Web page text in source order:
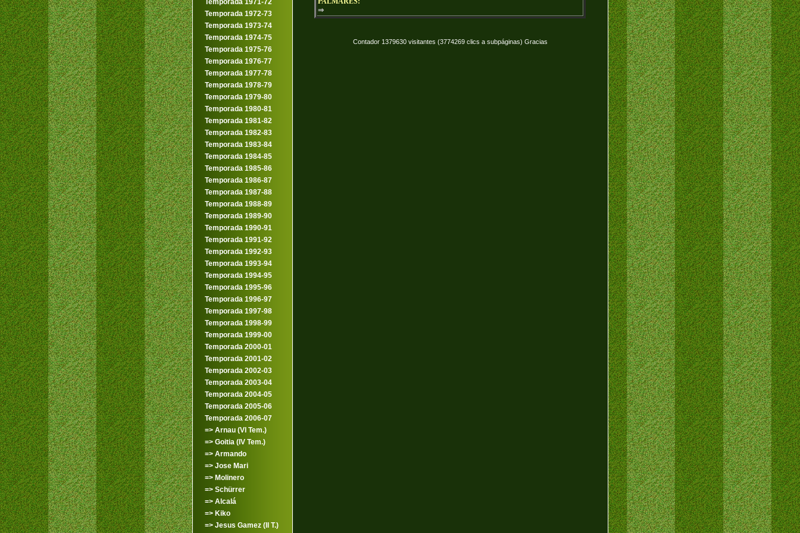
Temporada 1971-72
Temporada 1972-73
Temporada 1973-74
Temporada 1974-75
Temporada 1975-76
Temporada 1976-77
Temporada 1977-78
Temporada 1978-79
Temporada 1979-80
Temporada 1980-81
Temporada 1981-82
Temporada 1982-83
Temporada 1983-84
Temporada 1984-85
Temporada 1985-86
Temporada 1986-87
Temporada 1987-88
Temporada 1988-89
Temporada 1989-90
Temporada 1990-91
Temporada 1991-92
Temporada 1992-93
Temporada 1993-94
Temporada 1994-95
Temporada 1995-96
Temporada 1996-97
Temporada 1997-98
Temporada 1998-99
Temporada 1999-00
Temporada 2000-01
Temporada 2001-02
Temporada 2002-03
Temporada 2003-04
Temporada 2004-05
Temporada 2005-06
Temporada 2006-07
=> Arnau (VI Tem.)
=> Goitia (IV Tem.)
=> Armando
=> Jose Mari
=> Molinero
=> Schürrer
=> Alcalá
=> Kiko
=> Jesus Gamez (II T.)
⇒
Contador 1379630 visitantes (3774269 clics a subpáginas) Gracias